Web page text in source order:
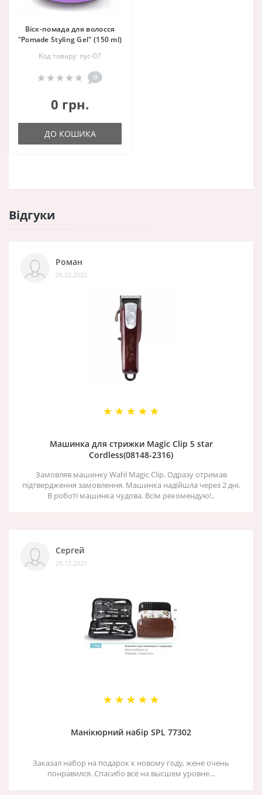
Віск-помада для волосся
"Pomade Styling Gel" (150 ml)
Код товару: nyc-07
0
0 грн.
ДО КОШИКА
Відгуки
Роман
06.02.2022
Машинка для стрижки Magic Clip 5 star
Cordless(08148-2316)
Замовляв машинку Wahl Magic Clip. Одразу отримав
підтвердження замовлення. Машинка надійшла через 2 дні.
В роботі машинка чудова. Всім рекомендую!..
Сергей
28.12.2021
Манікюрний набір SPL 77302
Заказал набор на подарок к новому году, жене очень
понравился. Спасибо всё на высшем уровне...